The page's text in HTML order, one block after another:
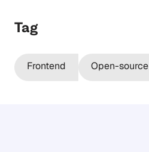
Tag
Frontend Open-source